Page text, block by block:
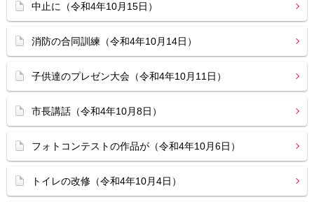
中止に（令和4年10月15日）
消防の合同訓練（令和4年10月14日）
子供達のプレゼン大会（令和4年10月11日）
市長講話（令和4年10月8日）
フォトコンテストの作品が（令和4年10月6日）
トイレの改修（令和4年10月4日）